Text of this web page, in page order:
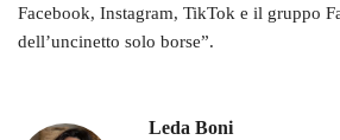
Facebook, Instagram, TikTok e il gruppo
dell’uncinetto solo borse”.
Leda Boni